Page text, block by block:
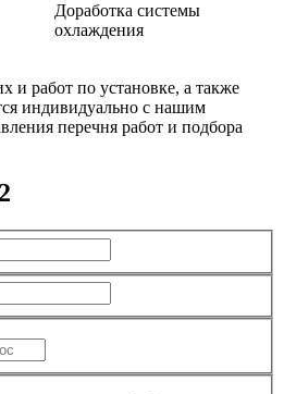
Доработка системы
охлаждения
и работ по установке, а также
индивидуально с нашим
перечня работ и подбора